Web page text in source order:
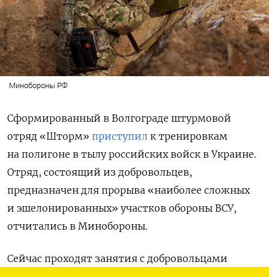
Минобороны РФ
Сформированный в Волгограде штурмовой
отряд «Шторм» приступил к тренировкам
на полигоне в тылу российских войск в Украине.
Отряд, состоящий из добровольцев,
предназначен для прорыва «наиболее сложных
и эшелонированных» участков обороны ВСУ,
отчитались в Минобороны.
Сейчас проходят занятия с добровольцами